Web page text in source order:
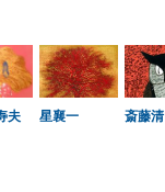
夫 星襄一 斎藤清